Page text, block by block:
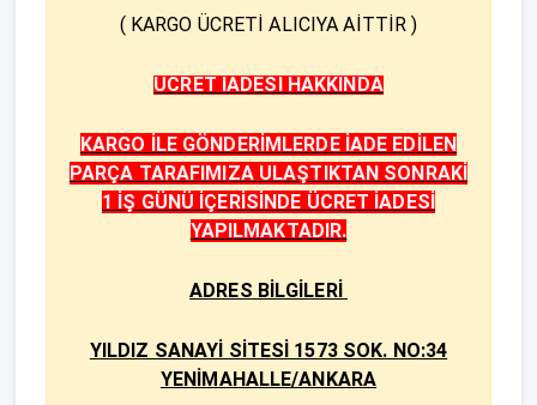
( KARGO ÜCRETİ ALICIYA AİTTİR )
ÜCRET İADESİ HAKKINDA
KARGO İLE GÖNDERİMLERDE İADE EDİLEN
PARÇA TARAFIMIZA ULAŞTIKTAN SONRAKİ
1 İŞ GÜNÜ İÇERİSİNDE ÜCRET İADESİ
YAPILMAKTADIR.
ADRES BİLGİLERİ
YILDIZ SANAYİ SİTESİ 1573 SOK. NO:34
YENİMAHALLE/ANKARA